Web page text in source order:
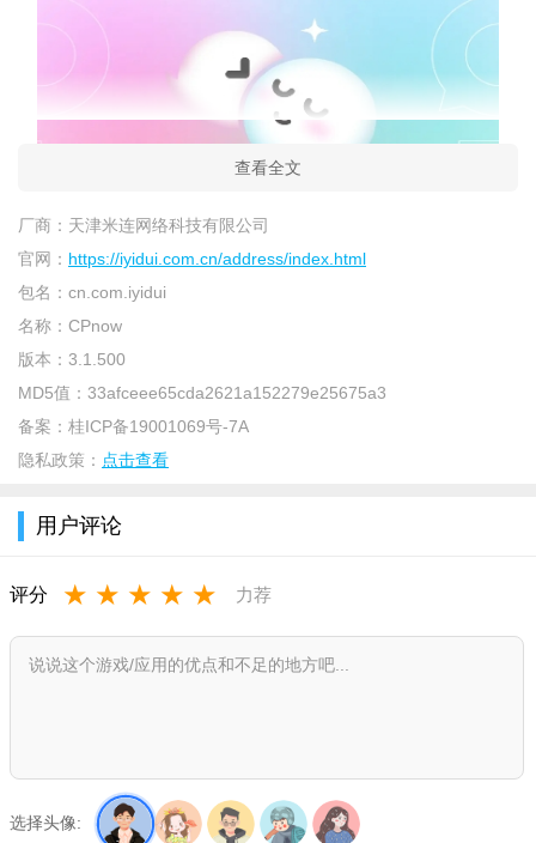
查看全文
厂商： 天津米连网络科技有限公司
官网： https://iyidui.com.cn/address/index.html
包名： cn.com.iyidui
名称： CPnow
版本： 3.1.500
MD5值： 33afceee65cda2621a152279e25675a3
备案： 桂ICP备19001069号-7A
隐私政策： 点击查看
用户评论
评分 ★ ★ ★ ★ ★ 力荐
选择头像: